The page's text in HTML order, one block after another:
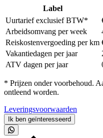
Label
Uurtarief exclusief BTW*
Arbeidsomvang per week
Reiskostenvergoeding per km
Vakantiedagen per jaar
ATV dagen per jaar
* Prijzen onder voorbehoud.
ontleend worden.
Leveringsvoorwaarden
Ik ben geïnteresseerd